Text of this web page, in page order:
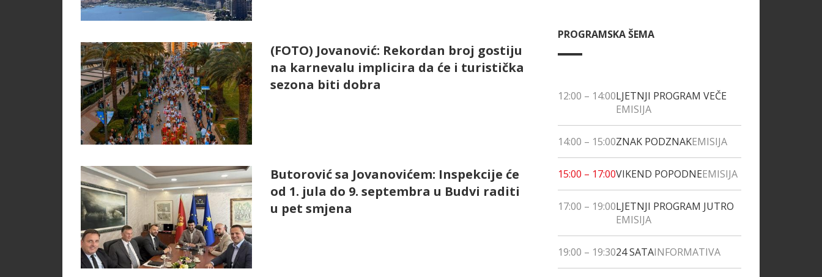
(FOTO) Jovanović: Rekordan broj gostiju
na karnevalu implicira da će i turistička
sezona biti dobra
Butorović sa Jovanovićem: Inspekcije će
od 1. jula do 9. septembra u Budvi raditi
u pet smjena
PROGRAMSKA ŠEMA
12:00 – 14:00LJETNJI PROGRAM VEČE
EMISIJA
14:00 – 15:00ZNAK PODZNAKEMISIJA
15:00 – 17:00VIKEND POPODNEEMISIJA
17:00 – 19:00LJETNJI PROGRAM JUTRO
EMISIJA
19:00 – 19:3024 SATAINFORMATIVA